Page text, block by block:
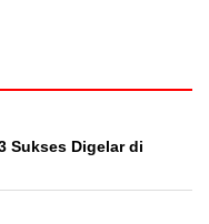
Sukses Digelar di